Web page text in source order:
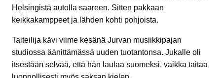
Helsingistä autolla saareen. Sitten pakkaan
keikkakamppeet ja lähden kohti pohjoista.
Taiteilija kävi viime kesänä Jurvan musiikkipajan
studiossa äänittämässä uuden tuotantonsa. Jukalle oli
itsestään selvää, että hän laulaa suomeksi, vaikka taitaa